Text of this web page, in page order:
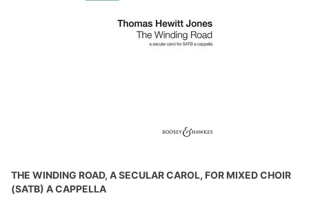
THE WINDING ROAD, A SECULAR CAROL, FOR MIXED CHOIR
(SATB) A CAPPELLA